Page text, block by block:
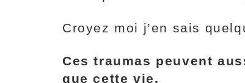
Croyez moi j’en sais
Ces traumas peuvent
que cette vie.